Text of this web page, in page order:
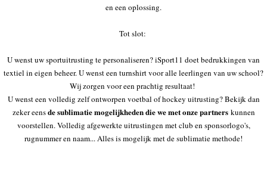
en een oplossing.
Tot slot:
U wenst uw sportuitrusting te personaliseren? iSport11 doet bedrukkingen van
textiel in eigen beheer. U wenst een turnshirt voor alle leerlingen van uw school?
Wij zorgen voor een prachtig resultaat!
U wenst een volledig zelf ontworpen voetbal of hockey uitrusting? Bekijk dan
zeker eensde sublimatie mogelijkheden die we met onze partners kunnen
voorstellen. Volledig afgewerkte uitrustingen met club en sponsorlogo's,
rugnummer en naam... Alles is mogelijk met de sublimatie methode!